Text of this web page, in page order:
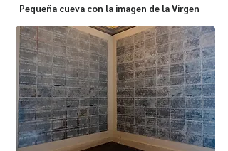
Pequeña cueva con la imagen de la Virgen